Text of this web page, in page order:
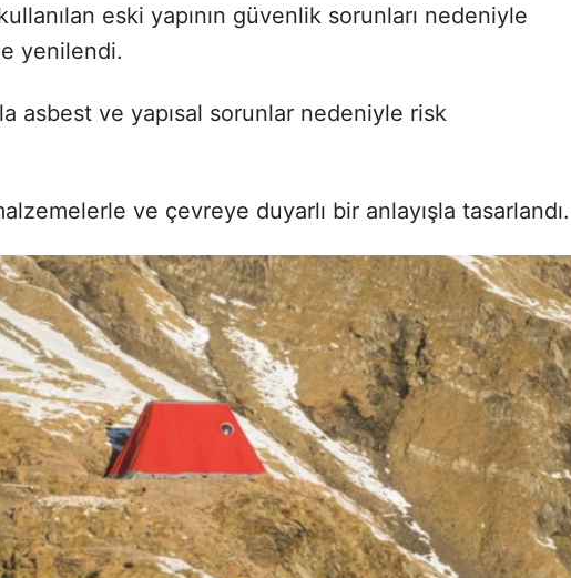
kullanılan eski yapının güvenlik sorunları nedeniyle
yenilendi.
asbest ve yapısal sorunlar nedeniyle risk
ve çevreye duyarlı bir anlayışla tasarlandı.